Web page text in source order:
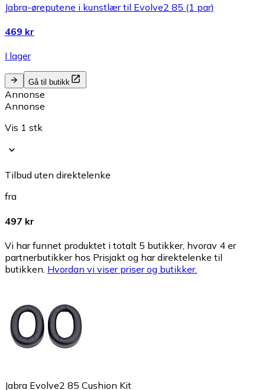
Jabra-øreputene i kunstlær til Evolve2 85 (1 par)
469 kr
I lager
Gå til butikk
Annonse
Annonse
Vis 1 stk
Tilbud uten direktelenke
fra
497 kr
Vi har funnet produktet i totalt 5 butikker, hvorav 4 er
partnerbutikker hos Prisjakt og har direktelenke til
butikken. Hvordan vi viser priser og butikker.
Jabra Evolve2 85 Cushion Kit